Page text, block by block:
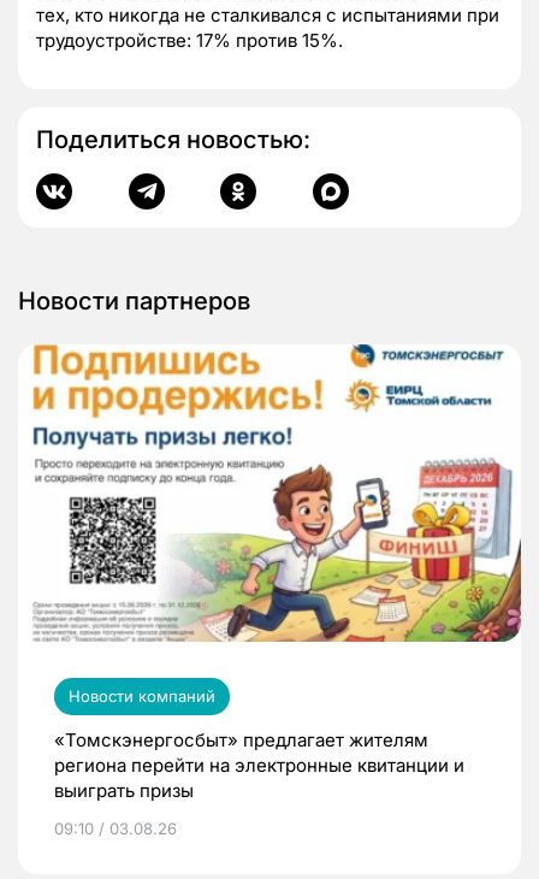
тех, кто никогда не сталкивался с испытаниями при
трудоустройстве: 17% против 15%.
Поделиться новостью:
Новости партнеров
Новости компаний
«Томскэнергосбыт» предлагает жителям
региона перейти на электронные квитанции и
выиграть призы
09:10 / 03.08.26